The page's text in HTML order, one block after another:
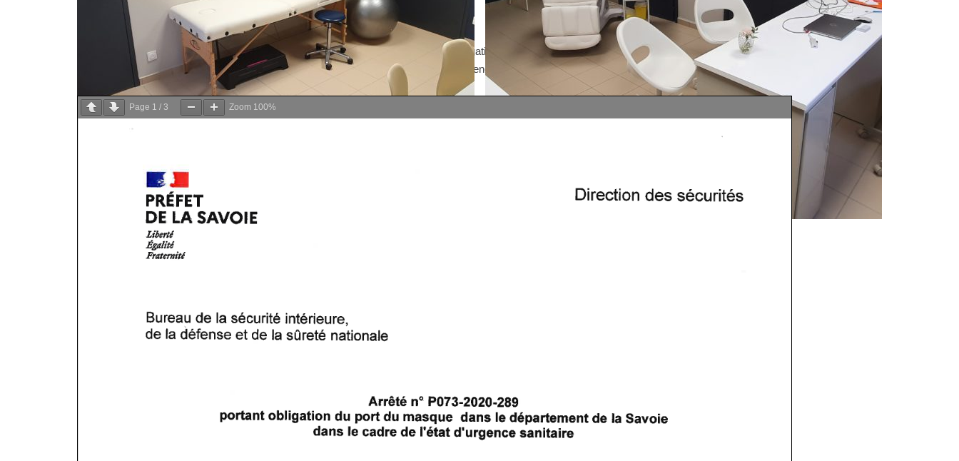
Nouvel arrêté préfectoral
Vous trouverez ci-dessous le nouvel arrêté préfectoral relatif à la lutte contre la propagation de la Covid 19 portant sur le port du masque obligatoire sur tout le territoire de la
Savoie pour les adultes et enfants de plus de 11 ans ainsi que le courrier de l’ARS (agence régional de santé) le motivant.
Page 1 / 3 Zoom 100%